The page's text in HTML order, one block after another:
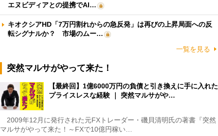
エヌビディアとの提携でAI…
キオクシアHD「7万円割れからの急反発」は再びの上昇局面への反
転シグナルか？ 市場のムー…
一覧を見る
突然マルサがやって来た！
【最終回】1億6000万円の負債と引き換えに手に入れた
プライスレスな経験 ｜ 突然マルサがや…
2009年12月に発行された元FXトレーダー・磯貝清明氏の著書『突然
マルサがやって来た！～FXで10億円稼い…